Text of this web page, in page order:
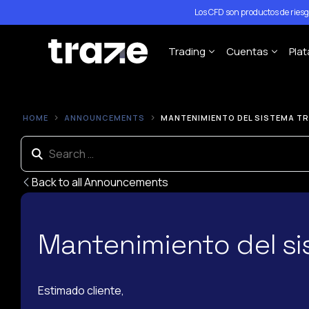
Los CFD son productos de
Trading
Políticas de
Cuentas
HOME ANNOUNCEMENTS MANTENIMIENTO DEL SISTEMA
Back to all Announcements
Mantenimiento del
Estimado cliente,